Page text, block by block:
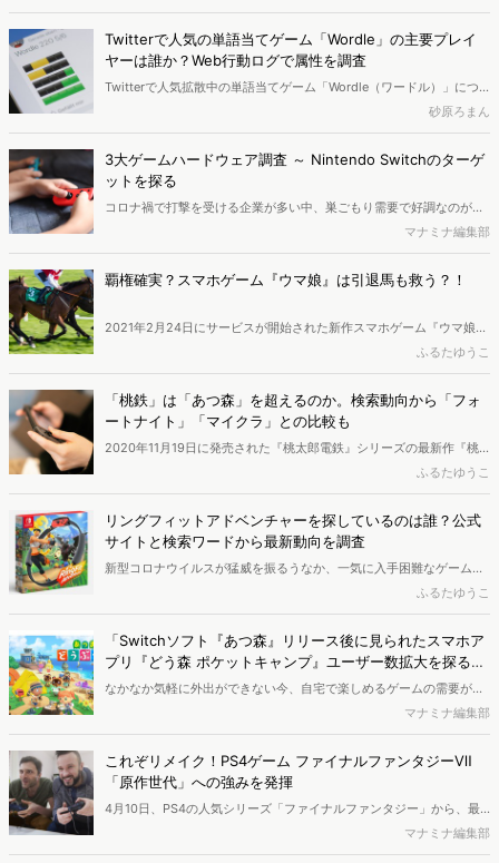
なタイミングでどのようなトピックがオンライン上で話題になってい
たのか調査。ヴァリューズが保有するWeb行動ログデータを活用し
て、消費者の興味関心を定量的に分析します。
Twitterで人気の単語当てゲーム「Wordle」の主要プレイ
ヤーは誰か？Web行動ログで属性を調査
Twitterで人気拡散中の単語当てゲーム「Wordle（ワードル）」につ
いて、ユーザー数の推移やユーザーの特徴をWeb行動ログから調査し
ました。その結果、若年層・高所得層の利用率が高く、知的好奇心が
高いユーザー像の傾向がみえてきました。
砂原ろまん
3大ゲームハードウェア調査 ～ Nintendo Switchのターゲ
ットを探る
コロナ禍で打撃を受ける企業が多い中、巣ごもり需要で好調なのがゲ
ーム業界です。特にNintendo Switchは、外出自粛による大幅な需要
拡大で一時国内出荷が停止する事態に陥ったほどの人気ぶりです。そ
んなNintendo Switchとその他のゲーム機にはどのような違いがある
のでしょうか。Dockpitを用いて検索データから各ゲーム機のターゲ
19p）
マナミナ編集部
覇権確実？スマホゲーム『ウマ娘』は引退馬も救う？！
2021年2月24日にサービスが開始された新作スマホゲーム『ウマ娘
プリティーダービー』（以下、ウマ娘）が話題を集めています。早く
も2021年覇権タイトル確実と噂される「ウマ娘」の人気の実態やその
理由を、ネットでの検索データをもとに徹底リサーチします。
ふるたゆうこ
「桃鉄」は「あつ森」を超えるのか。検索動向から「フォ
ートナイト」「マイクラ」との比較も
2020年11月19日に発売された『桃太郎電鉄』シリーズの最新作『桃
太郎電鉄 ～昭和 平成 令和も定番！～』（以下、桃鉄）が、発売から2
ヶ月もしないうちに累計販売本数200万本(ダウンロード版を含む)を
突破しました。 「桃鉄」はファミコン時代から30年以上続く人気す
ごろくゲーム。いま子どもと楽しんでいる親たちも、子どもの頃夢中
になったはず！今回はそんな「桃鉄」の快進撃をネットでの検索デー
タをもとに徹底リサーチします。
ふるたゆうこ
リングフィットアドベンチャーを探しているのは誰？公式
サイトと検索ワードから最新動向を調査
新型コロナウイルスが猛威を振るうなか、一気に入手困難なゲームと
変貌したのが『リングフィット アドベンチャー』。自宅にこもるしか
ない人類を救う“神ゲー”となった『リングフィット アドベンチャー』
を追い求める人々の軌跡を、マーケティング分析サービス
「eMark+」が紐解きます。
ふるたゆうこ
「Switchソフト『あつ森』リリース後に見られたスマホア
プリ『どう森 ポケットキャンプ』ユーザー数拡大を探る」
レポート
なかなか気軽に外出ができない今、自宅で楽しめるゲームの需要が高
まっているようです。中でも子供から大人まで幅広い世代の関心を集
めたのが「あつまれ どうぶつの森」。Switchソフトの発売は、スマ
ホアプリ「どうぶつの森 ポケットキャンプ」にも影響があったのでし
ょうか。ユーザー数の推移やユーザー属性を基に考察してみました。
（ページ数｜9p）
マナミナ編集部
これぞリメイク！PS4ゲーム ファイナルファンタジーⅦ
「原作世代」への強みを発揮
4月10日、PS4の人気シリーズ「ファイナルファンタジー」から、最
新作「ファイナルファンタジーⅦリメイク（以下、FF7リメイク）」
が発売されました。原作の「FF7」の発売は1997年で、23年の時を経
マナミナ編集部